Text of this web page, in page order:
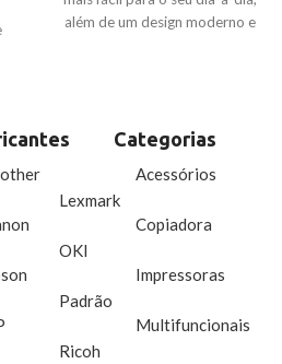
além de um design moderno e
integrados como o HP ePrint
lugar através do seu dispositivo
móvel. Além disso, a MFP
M127FN conta também com
funções de imprimir, copiar,
digitalizar, enviar e receber fax,
tudo isso com alta velocidade e
qualidade, ao alcance das suas
Lexmark
OKI
Padrão
Ricoh
Categorias
Acessórios
Copiadora
Impressoras
Multifuncionais